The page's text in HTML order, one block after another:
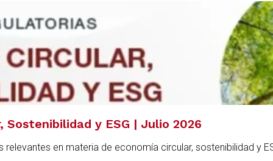
y ESG | Julio 2026
en materia de economía circular, sostenibilidad y